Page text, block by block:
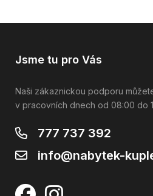
Jsme tu pro Vás
Naši zákaznickou podporu
v pracovních dnech od 08:00 do
777 737 392
info@nabytek-